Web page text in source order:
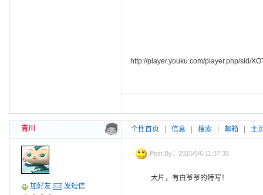
http://player.youku.com/player.php/sid/
青川 个性首页 信息 搜索 邮箱 主
加好友 发短信
Post By：2015/5/6 11:37:35
大片，有白爷爷的特写！